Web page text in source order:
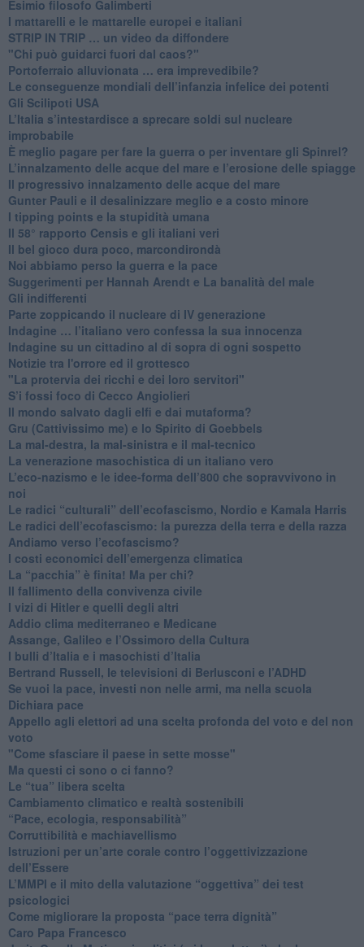
Esimio filosofo Galimberti
​I mattarelli e le mattarelle europei e italiani
​STRIP IN TRIP … un video da diffondere
"Chi può guidarci fuori dal caos?"
​Portoferraio alluvionata … era imprevedibile?
Le conseguenze mondiali dell’infanzia infelice dei potenti
​Gli Scilipoti USA
L’Italia s’intestardisce a sprecare soldi sul nucleare
improbabile
È meglio pagare per fare la guerra o per inventare gli Spinrel?
​L’innalzamento delle acque del mare e l’erosione delle spiagge
​Il progressivo innalzamento delle acque del mare
​Gunter Pauli e il desalinizzare meglio e a costo minore
I tipping points e la stupidità umana
​Il 58° rapporto Censis e gli italiani veri
​Il bel gioco dura poco, marcondirondà
Noi abbiamo perso la guerra e la pace
Suggerimenti per Hannah Arendt e La banalità del male
​Gli indifferenti
Parte zoppicando il nucleare di IV generazione
​Indagine … l’italiano vero confessa la sua innocenza
Indagine su un cittadino al di sopra di ogni sospetto
Notizie tra l'orrore ed il grottesco
"La protervia dei ricchi e dei loro servitori"
S’i fossi foco di Cecco Angiolieri
​Il mondo salvato dagli elfi e dai mutaforma?
Gru (Cattivissimo me) e lo Spirito di Goebbels
​La mal-destra, la mal-sinistra e il mal-tecnico
​La venerazione masochistica di un italiano vero
​L’eco-nazismo e le idee-forma dell’800 che sopravvivono in
noi
​Le radici “culturali” dell’ecofascismo, Nordio e Kamala Harris
Le radici dell’ecofascismo: la purezza della terra e della razza
Andiamo verso l’ecofascismo?
I costi economici dell’emergenza climatica
​La “pacchia” è finita! Ma per chi?
​Il fallimento della convivenza civile
​I vizi di Hitler e quelli degli altri
Addio clima mediterraneo e Medicane
​Assange, Galileo e l’Ossimoro della Cultura
​I bulli d’Italia e i masochisti d’Italia
​Bertrand Russell, le televisioni di Berlusconi e l’ADHD
​Se vuoi la pace, investi non nelle armi, ma nella scuola
​Dichiara pace
​Appello agli elettori ad una scelta profonda del voto e del non
voto
"Come sfasciare il paese in sette mosse"
​Ma questi ci sono o ci fanno?
​Le “tua” libera scelta
Cambiamento climatico e realtà sostenibili
“Pace, ecologia, responsabilità”
​Corruttibilità e machiavellismo
Istruzioni per un’arte corale contro l’oggettivizzazione
dell’Essere
​L’MMPI e il mito della valutazione “oggettiva” dei test
psicologici
Come migliorare la proposta “pace terra dignità”
Caro Papa Francesco